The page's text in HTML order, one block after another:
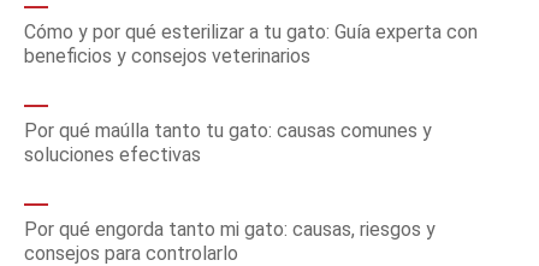
Cómo y por qué esterilizar a tu gato: Guía experta con
beneficios y consejos veterinarios
Por qué maúlla tanto tu gato: causas comunes y
soluciones efectivas
Por qué engorda tanto mi gato: causas, riesgos y
consejos para controlarlo